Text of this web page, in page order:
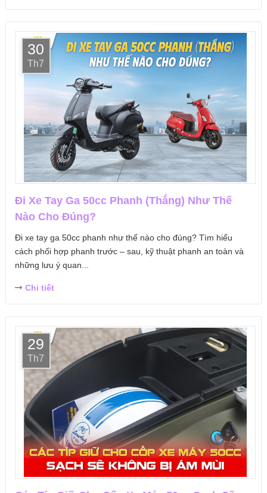
30
Th7
Đi Xe Tay Ga 50cc Phanh (Thắng) Như Thế
Nào Cho Đúng?
Đi xe tay ga 50cc phanh như thế nào cho đúng? Tìm hiểu
cách phối hợp phanh trước – sau, kỹ thuật phanh an toàn và
những lưu ý quan...
Chi tiết
29
Th7